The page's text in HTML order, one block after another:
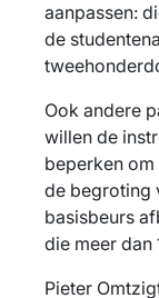
aanpassen:
de
Ook andere
willen de
beperken
de begroting
basisbeurs
die meer dan
Pieter